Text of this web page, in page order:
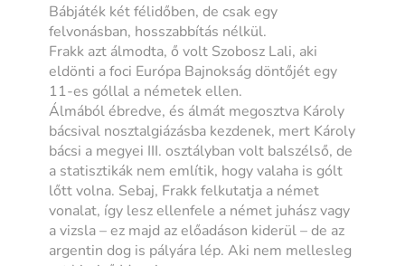
Bábjáték két félidőben, de csak egy
felvonásban, hosszabbítás nélkül.
Frakk azt álmodta, ő volt Szobosz Lali, aki
eldönti a foci Európa Bajnokság döntőjét egy
11-es góllal a németek ellen.
Álmából ébredve, és álmát megosztva Károly
bácsival nosztalgiázásba kezdenek, mert Károly
bácsi a megyei III. osztályban volt balszélső, de
a statisztikák nem említik, hogy valaha is gólt
lőtt volna. Sebaj, Frakk felkutatja a német
vonalat, így lesz ellenfele a német juhász vagy
a vizsla – ez majd az előadáson kiderül – de az
argentin dog is pályára lép. Aki nem mellesleg